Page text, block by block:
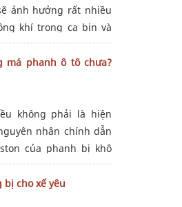
ảnh hưởng rất nhiều
khí trong ca bin và
có cơ hội hoạt động
má phanh ô tô chưa?
không phải là hiện
nhân chính dẫn
của phanh bị khô
không trơn tru. Việc
không
cho xế yêu